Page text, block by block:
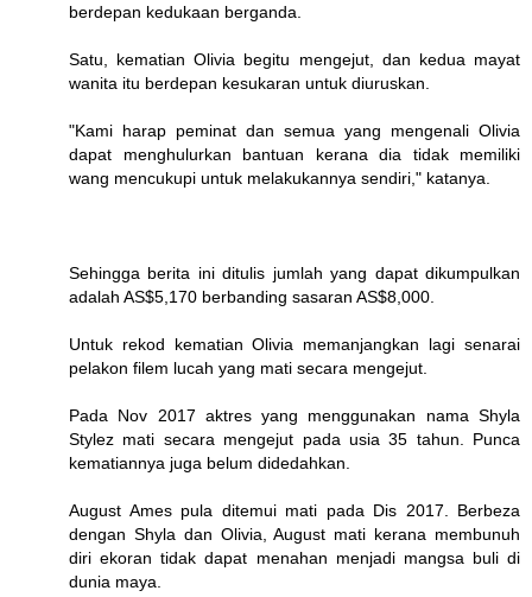
berdepan kedukaan berganda.
Satu, kematian Olivia begitu mengejut, dan kedua mayat
wanita itu berdepan kesukaran untuk diuruskan.
"Kami harap peminat dan semua yang mengenali Olivia
dapat menghulurkan bantuan kerana dia tidak memiliki
wang mencukupi untuk melakukannya sendiri," katanya.
Sehingga berita ini ditulis jumlah yang dapat dikumpulkan
adalah AS$5,170 berbanding sasaran AS$8,000.
Untuk rekod kematian Olivia memanjangkan lagi senarai
pelakon filem lucah yang mati secara mengejut.
Pada Nov 2017 aktres yang menggunakan nama Shyla
Stylez mati secara mengejut pada usia 35 tahun. Punca
kematiannya juga belum didedahkan.
August Ames pula ditemui mati pada Dis 2017. Berbeza
dengan Shyla dan Olivia, August mati kerana membunuh
diri ekoran tidak dapat menahan menjadi mangsa buli di
dunia maya.